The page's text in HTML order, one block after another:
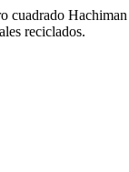
cuadrado Hachiman
reciclados.